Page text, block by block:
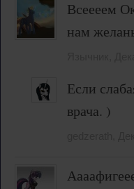
Всеееем
нам
Если
врача. )